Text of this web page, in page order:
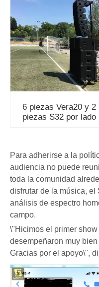
6 piezas Vera20 y 2
piezas S32 por lado
Para adherirse a la
audiencia no puede
toda la comunidad
disfrutar de la música, el
análisis de espectro
campo.
\"Hicimos el primer
desempeñaron muy
Gracias por el apoyo\",